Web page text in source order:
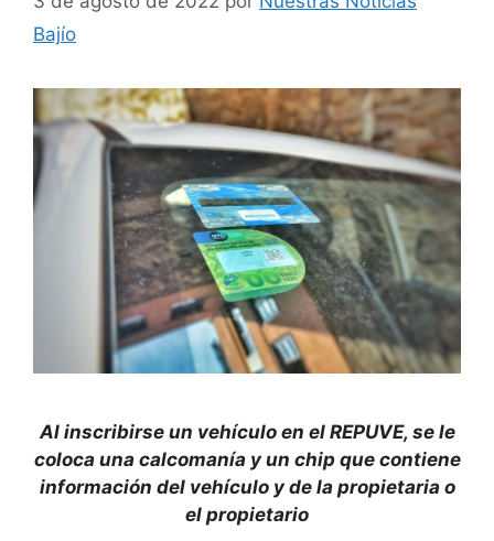
Bajío
Al inscribirse un vehículo en el REPUVE, se le
coloca una calcomanía y un chip que contiene
información del vehículo y de la propietaria o
el propietario